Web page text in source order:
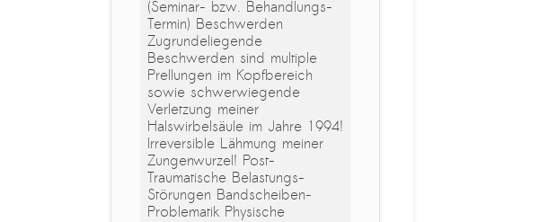
(Seminar- bzw. Behandlungs-
Termin) Beschwerden
Zugrundeliegende
Beschwerden sind multiple
Prellungen im Kopfbereich
sowie schwerwiegende
Verletzung meiner
Halswirbelsäule im Jahre 1994!
Irreversible Lähmung meiner
Zungenwurzel! Post-
Traumatische Belastungs-
Störungen Bandscheiben-
Problematik Physische